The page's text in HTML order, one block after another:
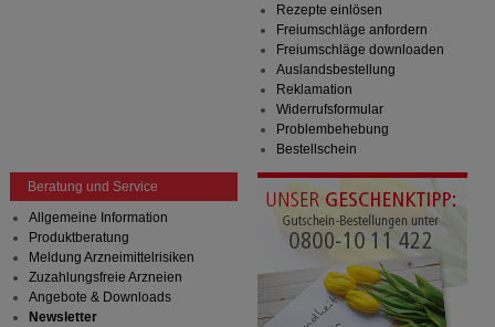
Rezepte einlösen
Freiumschläge anfordern
Freiumschläge downloaden
Auslandsbestellung
Reklamation
Widerrufsformular
Problembehebung
Bestellschein
Beratung und Service
Allgemeine Information
Produktberatung
Meldung Arzneimittelrisiken
Zuzahlungsfreie Arzneien
Angebote & Downloads
Newsletter